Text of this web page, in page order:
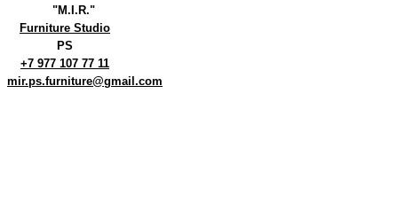
"M.I.R."
Furniture Studio
PS
+7 977 107 77 11
mir.ps.furniture@gmail.com